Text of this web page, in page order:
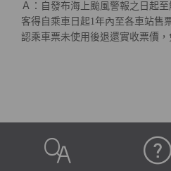
Ａ：自發布海上颱風警報之日起
客得自乘車日起1年內至各車站售
認乘車票未使用後退還實收票價，